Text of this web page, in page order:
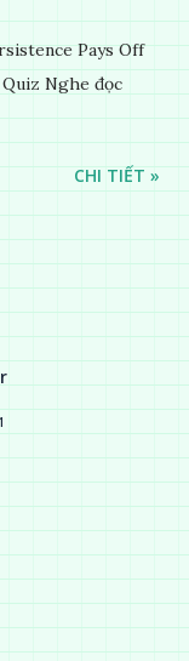
Pays Off
Nghe đọc
CHI TIẾT »